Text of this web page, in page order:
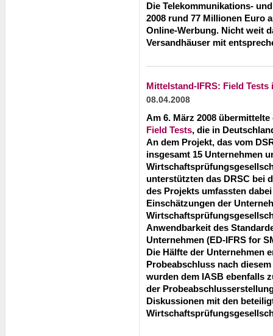
Die Telekommunikations-
2008 rund 77 Millionen Euro
Online-Werbung. Nicht weit
Versandhäuser mit
Mittelstand-IFRS: Field
08.04.2008
Am 6. März 2008
Field Tests, die in
An dem Projekt, das vom
insgesamt 15 Unternehmen
unterstützten das DRSC bei
des Projekts umfassten
Einschätzungen der
Anwendbarkeit des
Unternehmen (ED-IFRS for
Die Hälfte der Unternehmen
Probeabschluss nach
wurden dem IASB ebenfalls
der
Diskussionen mit den